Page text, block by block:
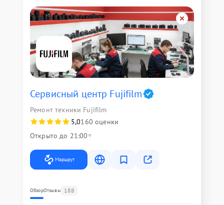
Сервисный центр Fujifilm
Ремонт техники Fujifilm
5,0160 оценки
Открыто до 21:00
Маршрут
ОбзорОтзывы 188